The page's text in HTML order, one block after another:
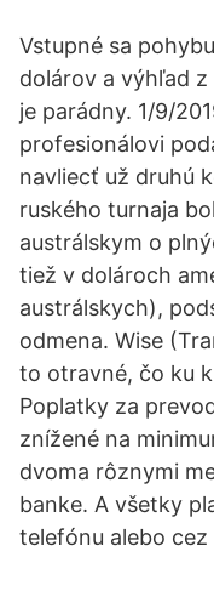
Vstupné sa
dolárov a výhľad
je parádny. 1/9/
profesionálovi
navliecť už druhú
ruského turnaja
austrálskym o
tiež v dolároch
austrálskych),
odmena. Wise
to otravné, čo ku
Poplatky za
znížené na
dvoma rôznymi
banke. A všetky
telefónu alebo